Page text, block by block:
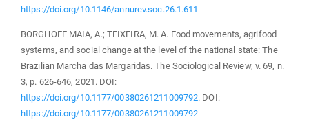
https://doi.org/10.1146/annurev.soc.26.1.611
BORGHOFF MAIA, A.; TEIXEIRA, M. A. Food movements, agrifood
systems, and social change at the level of the national state: The
Brazilian Marcha das Margaridas. The Sociological Review, v. 69, n.
3, p. 626-646, 2021. DOI:
https://doi.org/10.1177/00380261211009792. DOI:
https://doi.org/10.1177/00380261211009792